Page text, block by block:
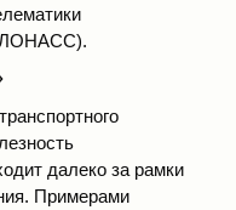
далеко за рамки
Примерами